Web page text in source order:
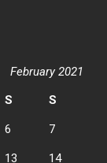
February 2021
S S
6 7
13 14